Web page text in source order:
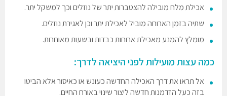
אכילת מלח מובילה להצטברות יתר של נוזלים וכך למשקל יתר.
שתיה בזמן הארוחה מוביל לאכילת יתר וכן לאגירת נוזלים.
מומלץ להמנע מאכילת ארוחות כבדות ובשעות מאוחרות.
כמה עצות מועילות לפני היציאה לדרך:
אל תראו את דרך האכילה החדשה כעונש או כאיסור אלא הביטו
בזה כעל הזדמנות חדשה ליצור שינוי באורח החיים.